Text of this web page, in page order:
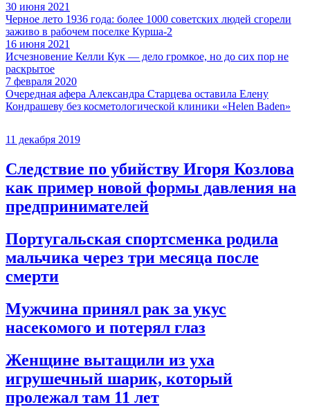
30 июня 2021
Черное лето 1936 года: более 1000 советских людей сгорели
заживо в рабочем поселке Курша-2
16 июня 2021
Исчезновение Келли Кук — дело громкое, но до сих пор не
раскрытое
7 февраля 2020
Очередная афера Александра Старцева оставила Елену
Кондрашеву без косметологической клиники «Helen Baden»
11 декабря 2019
Следствие по убийству Игоря Козлова
как пример новой формы давления на
предпринимателей
Португальская спортсменка родила
мальчика через три месяца после
смерти
Мужчина принял рак за укус
насекомого и потерял глаз
Женщине вытащили из уха
игрушечный шарик, который
пролежал там 11 лет